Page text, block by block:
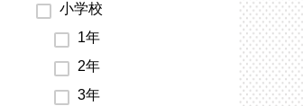
小学校
1年
2年
3年